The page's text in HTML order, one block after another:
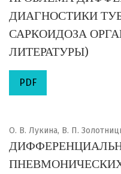
ДИАГНОСТИКИ
САРКОИДОЗА
ЛИТЕРАТУРЫ)
PDF
О. В. Лукина, В. П.